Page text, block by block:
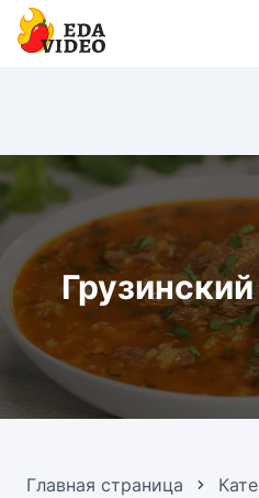
Главная страница